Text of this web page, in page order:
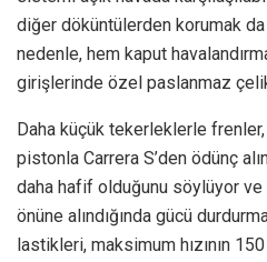
diğer döküntülerden korumak
nedenle, hem kaput
girişlerinde özel paslanmaz
Daha küçük tekerleklerle
pistonla Carrera S’den ödünç
daha hafif olduğunu söylüyor ve
önüne alındığında gücü
lastikleri, maksimum hızının